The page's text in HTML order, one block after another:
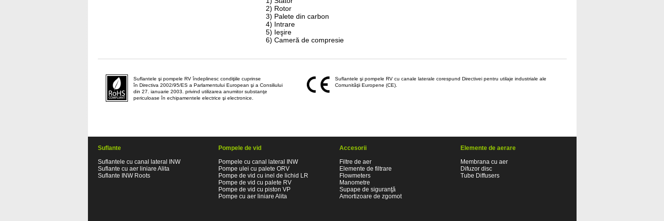
2) Rotor
3) Palete din carbon
4) Intrare
5) Ieşire
6) Cameră de compresie
Suflantele şi pompele RV îndeplinesc condiţiile cuprinse
în Directiva 2002/95/ES a Parlamentului European şi a Consiliului
din 27. ianuarie 2003. privind utilizarea anumitor substanţe
periculoase în echipamentele electrice şi electronice.
Suflantele şi pompele RV cu canale laterale corespund Directivei pentru utilaje industriale ale
Comunităţii Europene (CE).
Suflante
Suflantele cu canal lateral INW
Suflante cu aer liniare Alita
Suflante INW Roots
Pompele de vid
Pompele cu canal lateral INW
Pompe ulei cu palete ORV
Pompe de vid cu inel de lichid LR
Pompe de vid cu palete RV
Pompe de vid cu piston VP
Pompe cu aer liniare Alita
Accesorii
Filtre de aer
Elemente de filtrare
Flowmeters
Manometre
Supape de siguranţă
Amortizoare de zgomot
Elemente de aerare
Membrana cu aer
Difuzor disc
Tube Diffusers